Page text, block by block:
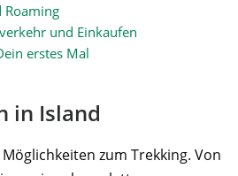
Roaming
und Einkaufen
erstes Mal
in Island
zum Trekking. Von